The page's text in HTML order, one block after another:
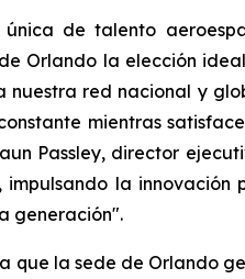
de talento
Orlando la elección
red nacional y
mientras
Passley, director
impulsando la
generación".
que la sede de Orlando